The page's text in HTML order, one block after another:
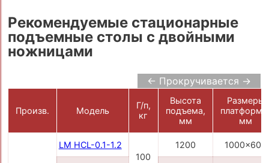
Рекомендуемые стационарные
подъемные столы с двойными
ножницами
← Прокручивается →
Произв. Модель
Г/п,
кг
Высота
подъема,
мм
Размеры
мм
LM HCL-0.1-1.2
100
1200 1000x600